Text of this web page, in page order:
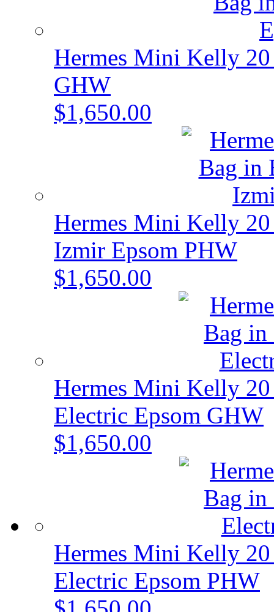
Hermes Mini Kelly
GHW
$1,650.00
Hermes Mini Kelly
Izmir Epsom PHW
$1,650.00
Hermes Mini Kelly
Electric Epsom GHW
$1,650.00
Hermes Mini Kelly
Electric Epsom PHW